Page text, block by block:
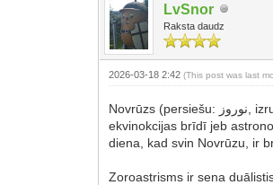
LvSnor
Raksta daudz
2026-03-18 2:42(This post was last
Novrūzs (persiešu: نوروز‎, izrunā: /nouˈɾuːz/ — ‘jaunais gads’) ir persiešu, kurdu un citu irāņu tautu jaunais gads un pavasara svētki. Šīs tautas jauno gadu svin pavasara
ekvinokcijas brīdī jeb
diena, kad svin Novrūzu, ir
Zoroastrisms ir sena